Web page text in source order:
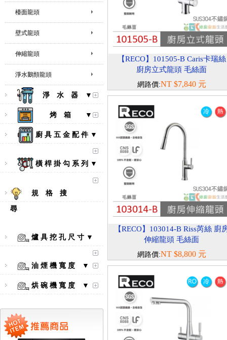
檯面龍頭
壁式龍頭
伸縮龍頭
淨水鵝頸龍頭
淨 水 器 ▼
烤 箱 ▼
廚 具 五 金 配 件 ▼
橫 桿 掛 勾 系 列 ▼
規 格 搜
尋
爐 具 挖 孔 尺 寸 ▼
油 煙 機 寬 度 ▼
烘 碗 機 寬 度 ▼
【林內Rinnai】 RB-L2600S(A)
彩焱系列 檯面式彩焱不銹鋼雙
口爐
【RECO】101505-B Caris卡瑞絲
廚房立式龍頭 毛絲面
網路價:NT $7,840 元
【RECO】103014-B Riss芮絲 廚
伸縮龍頭 毛絲面
網路價:NT $8,800 元